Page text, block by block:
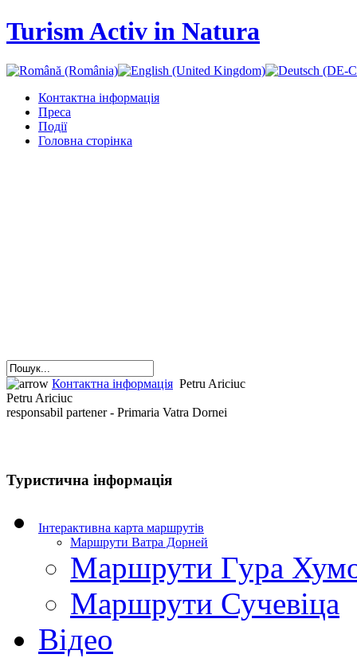
Turism Activ in Natura
Контактна інформація
Преса
Події
Головна сторінка
Контактна інформація Petru Ariciuc
Petru Ariciuc
responsabil partener - Primaria Vatra Dornei
Туристична інформація
Інтерактивна карта маршрутів
Маршрути Ватра Дорней
Маршрути Гура
Маршрути Сучевіца
Відео